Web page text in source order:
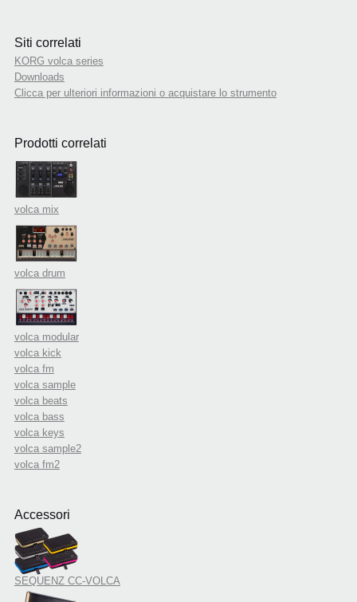
Siti correlati
KORG volca series
Downloads
Clicca per ulteriori informazioni o acquistare lo strumento
Prodotti correlati
volca mix
volca drum
volca modular
volca kick
volca fm
volca sample
volca beats
volca bass
volca keys
volca sample2
volca fm2
Accessori
SEQUENZ CC-VOLCA